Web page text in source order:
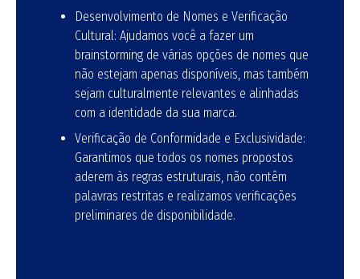
Desenvolvimento de Nomes e Verificação
Cultural: Ajudamos você a fazer um
brainstorming de várias opções de nomes que
não estejam apenas disponíveis, mas também
sejam culturalmente relevantes e alinhadas
com a identidade da sua marca.
Verificação de Conformidade e Exclusividade:
Garantimos que todos os nomes propostos
aderem às regras estruturais, não contêm
palavras restritas e realizamos verificações
preliminares de disponibilidade.